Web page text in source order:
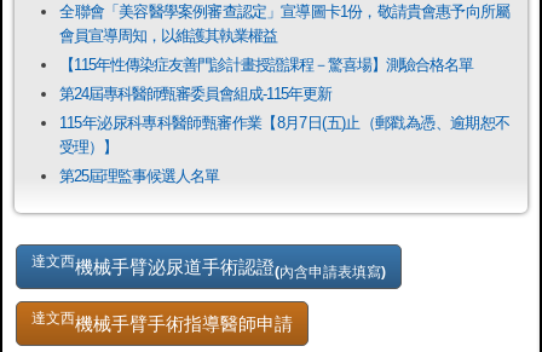
全聯會「​美容醫學案例審查認定」宣導圖卡1份，敬請貴會惠予向所屬
會員宣導周知，以維護其執業權益
【115年性傳染症友善門診計畫授證課程－驚喜場】測驗合格名單
第24屆專科醫師甄審委員會組成-115年更新
115年泌尿科專科醫師甄審作業【8月7日(五)止（郵戳為憑、逾期恕不
受理）】
第25屆理監事候選人名單
達文西機械手臂泌尿道手術認證(內含申請表填寫)
達文西機械手臂手術指導醫師申請